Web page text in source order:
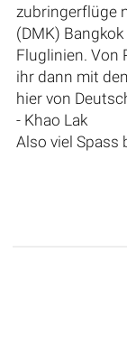
zubringerflüge
(DMK)
Fluglinien. Von
ihr dann mit
hier von
- Khao Lak
Also viel Spass